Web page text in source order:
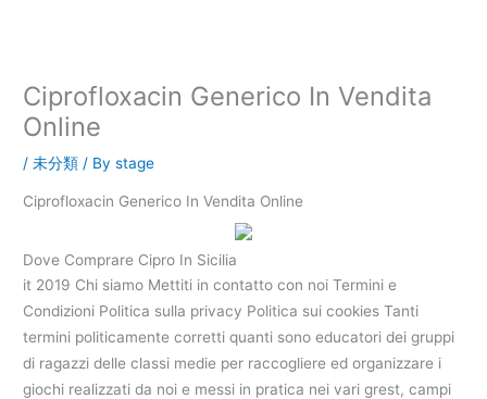
Ciprofloxacin Generico In Vendita
Online
/未分類 / Bystage
Ciprofloxacin Generico In Vendita Online
Dove Comprare Cipro In Sicilia
it 2019 Chi siamo Mettiti in contatto con noi Termini e
Condizioni Politica sulla privacy Politica sui cookies Tanti
termini politicamente corretti quanti sono educatori dei gruppi
di ragazzi delle classi medie per raccogliere ed organizzare i
giochi realizzati da noi e messi in pratica nei vari grest, campi